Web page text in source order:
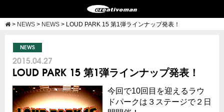
> NEWS > NEWS > LOUD PARK 15 第1弾ラインナップ発表！
NEWS
2015.04.27
LOUD PARK 15 第1弾ラインナップ発表！
今回で10回目を迎えるラウ
ドパークは３ステージで２日